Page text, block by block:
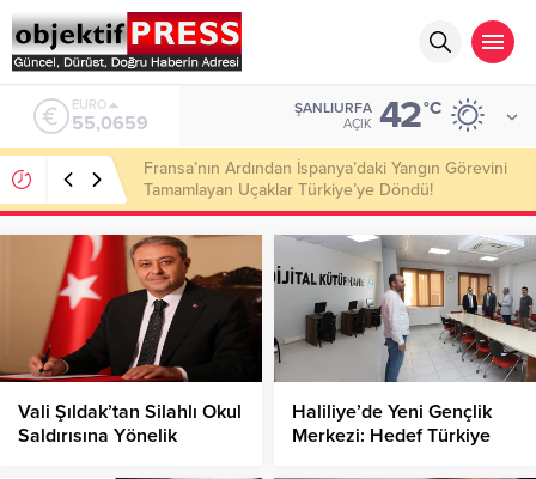
ALTIN
6.521,17
ŞANLIURFA
AÇIK 42°C
112 Acil Ekipleri Araçta Doğum Yaptırdı!
Vali Şıldak’tan Silahlı Okul
Saldırısına Yönelik
Haliliye’de Yeni Gençlik
Merkezi: Hedef Türkiye